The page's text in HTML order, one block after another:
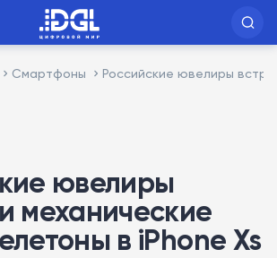
Смартфоны Российские ювелиры
ювелиры
механические
в iPhone Xs